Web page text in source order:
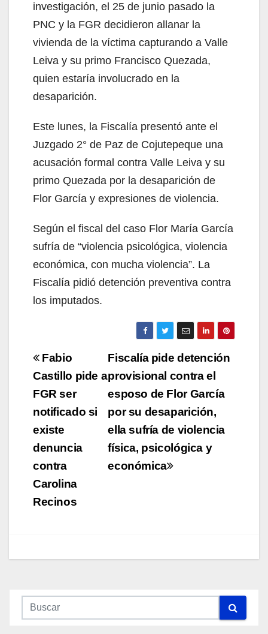
investigación, el 25 de junio pasado la
PNC y la FGR decidieron allanar la
vivienda de la víctima capturando a Valle
Leiva y su primo Francisco Quezada,
quien estaría involucrado en la
desaparición.
Este lunes, la Fiscalía presentó ante el
Juzgado 2° de Paz de Cojutepeque una
acusación formal contra Valle Leiva y su
primo Quezada por la desaparición de
Flor García y expresiones de violencia.
Según el fiscal del caso Flor María García
sufría de “violencia psicológica, violencia
económica, con mucha violencia”. La
Fiscalía pidió detención preventiva contra
los imputados.
Navegación
de
entradas
Fiscalía pide detención
provisional contra el
esposo de Flor García
por su desaparición,
ella sufría de violencia
física, psicológica y
económica
Fabio
Castillo pide a
FGR ser
notificado si
existe
denuncia
contra
Carolina
Recinos